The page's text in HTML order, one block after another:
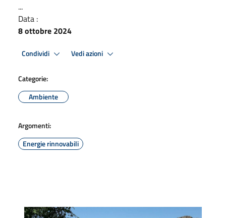
...
Data :
8 ottobre 2024
Condividi Vedi azioni
Categorie:
Ambiente
Argomenti:
Energie rinnovabili